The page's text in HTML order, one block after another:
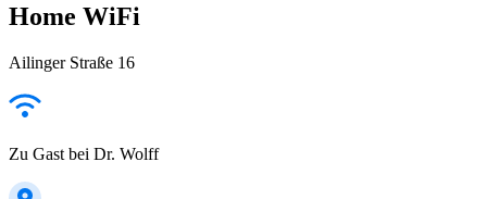
Home WiFi
Ailinger Straße 16
Zu Gast bei Dr. Wolff